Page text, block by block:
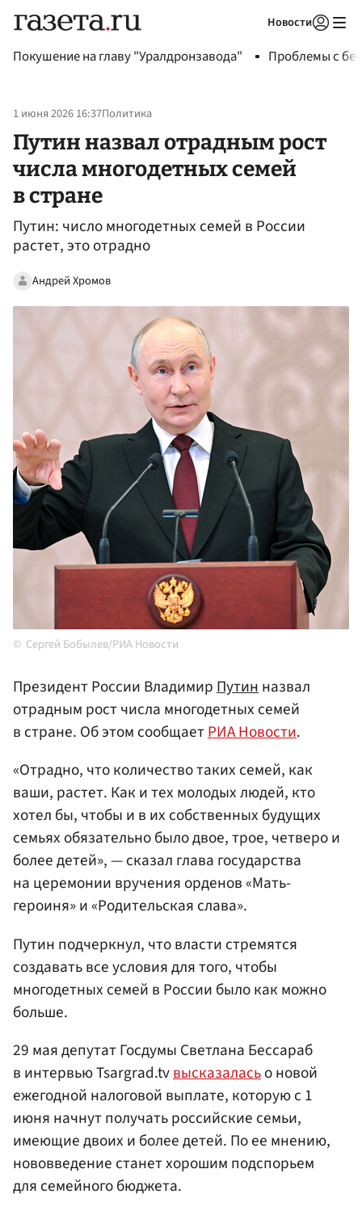
Новости
Покушение на главу "Уралдронзавода" Проблемы с
1 июня 2026 16:37Политика
Путин назвал отрадным рост
числа многодетных семей
в стране
Путин: число многодетных семей в России
растет, это отрадно
Андрей Хромов
Сергей Бобылев/РИА Новости
Президент России ВладимирПутинназвал
отрадным рост числа многодетных семей
в стране. Об этом сообщаетРИА Новости.
«Отрадно, что количество таких семей, как
ваши, растет. Как и тех молодых людей, кто
хотел бы, чтобы и в их собственных будущих
семьях обязательно было двое, трое, четверо и
более детей», — сказал глава государства
на церемонии вручения орденов «Мать-
героиня» и «Родительская слава».
Путин подчеркнул, что власти стремятся
создавать все условия для того, чтобы
многодетных семей в России было как можно
больше.
29 мая депутат Госдумы Светлана Бессараб
в интервью Tsargrad.tvвысказаласьо новой
ежегодной налоговой выплате, которую с 1
июня начнут получать российские семьи,
имеющие двоих и более детей. По ее мнению,
нововведение станет хорошим подспорьем
для семейного бюджета.